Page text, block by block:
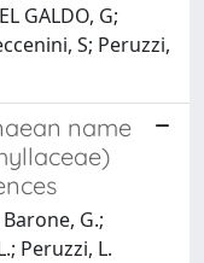
GALDO, G;
S; Peruzzi,
name
G.;
Peruzzi, L.